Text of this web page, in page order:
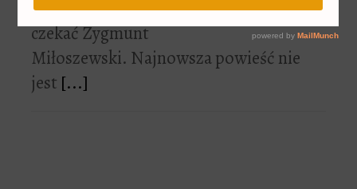
swoim czytelnikom
czekać Zygmunt
Miłoszewski. Najnowsza powieść nie
jest [...]